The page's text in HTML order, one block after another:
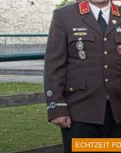
ECHTZEIT